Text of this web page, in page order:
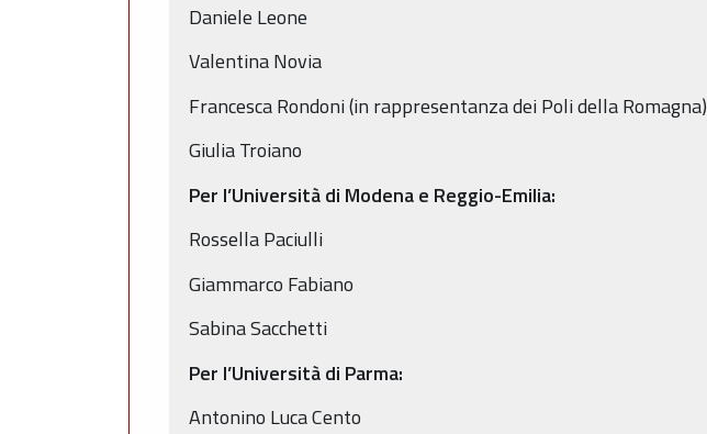
Daniele Leone
Valentina Novia
Francesca Rondoni (in rappresentanza dei Poli della Romagna)
Giulia Troiano
Per l’Università di Modena e Reggio-Emilia:
Rossella Paciulli
Giammarco Fabiano
Sabina Sacchetti
Per l’Università di Parma:
Antonino Luca Cento